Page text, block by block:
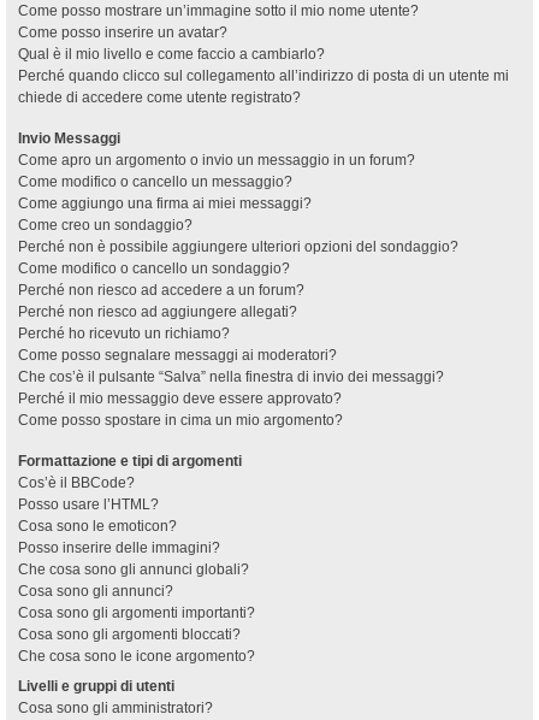
Come posso mostrare un’immagine sotto il mio nome utente?
Come posso inserire un avatar?
Qual è il mio livello e come faccio a cambiarlo?
Perché quando clicco sul collegamento all’indirizzo di posta di un utente mi
chiede di accedere come utente registrato?
Invio Messaggi
Come apro un argomento o invio un messaggio in un forum?
Come modifico o cancello un messaggio?
Come aggiungo una firma ai miei messaggi?
Come creo un sondaggio?
Perché non è possibile aggiungere ulteriori opzioni del sondaggio?
Come modifico o cancello un sondaggio?
Perché non riesco ad accedere a un forum?
Perché non riesco ad aggiungere allegati?
Perché ho ricevuto un richiamo?
Come posso segnalare messaggi ai moderatori?
Che cos’è il pulsante “Salva” nella finestra di invio dei messaggi?
Perché il mio messaggio deve essere approvato?
Come posso spostare in cima un mio argomento?
Formattazione e tipi di argomenti
Cos’è il BBCode?
Posso usare l’HTML?
Cosa sono le emoticon?
Posso inserire delle immagini?
Che cosa sono gli annunci globali?
Cosa sono gli annunci?
Cosa sono gli argomenti importanti?
Cosa sono gli argomenti bloccati?
Che cosa sono le icone argomento?
Livelli e gruppi di utenti
Cosa sono gli amministratori?